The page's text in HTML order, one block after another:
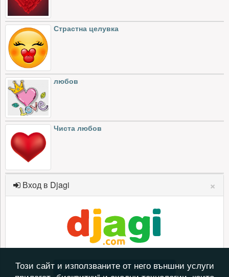
Страстна целувка
любов
Чиста любов
Вход в Djagi ×
Вход с Facebook
Този сайт и използваните от него външни услуги